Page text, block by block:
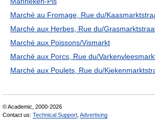
Marché au Fromage, Rue du/
Marché aux Herbes, Rue du/
Marché aux Poissons/Vismarkt
Marché aux Porcs, Rue du/
Marché aux Poulets, Rue du/
© Academic, 2000-2026
Contact us: Technical Support Advertising